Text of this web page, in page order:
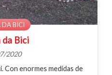
da Bici
2020
DA BICI
Con enormes medidas de